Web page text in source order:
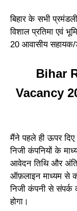
बिहार के सभी
विशाल प्रतिमा एवं
20 आवासीय सहायक/
Bihar
Vacancy
मैंने पहले ही ऊपर दिए
निजी कंपनियों के
आवेदन तिथि और
ऑफ़लाइन माध्यम से
निजी कंपनी से संपर्क
होगा।